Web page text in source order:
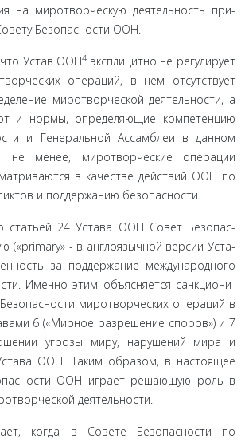
на миротворческую деятельность при­
Безопасности ООН.
что Устав ООН4 эксплицитно не ре­гулирует
операций, в нем от­сутствует
миротворческой дея­тельности, а
и нормы, определяющие компетенцию
и Генеральной Ассам­блеи в данном
не менее, миротворческие операции
в качестве дей­ствий ООН по
и поддержанию без­опасности.
статьей 24 Устава ООН Совет Безопас­
(«primary» - в англоязычной версии Уста­
за поддержание международного
Именно этим объясняется санкциони­
миротворческих операций в
6 («Мирное разрешение споров») и 7
угрозы миру, нарушений мира и
ООН. Таким образом, в настоящее
ООН играет решающую роль в
деятельности.
когда в Совете Безопасности по